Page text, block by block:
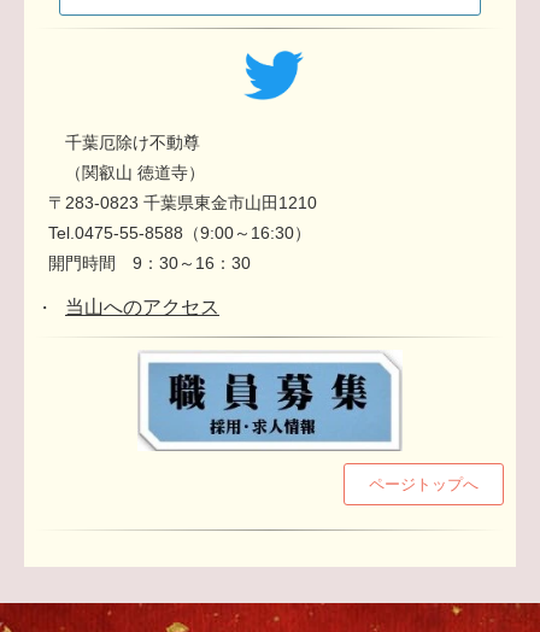
千葉厄除け不動尊
（関叡山 徳道寺）
〒283-0823 千葉県東金市山田1210
Tel.0475-55-8588（9:00～16:30）
開門時間 9：30～16：30
・ 当山へのアクセス
ページトップへ